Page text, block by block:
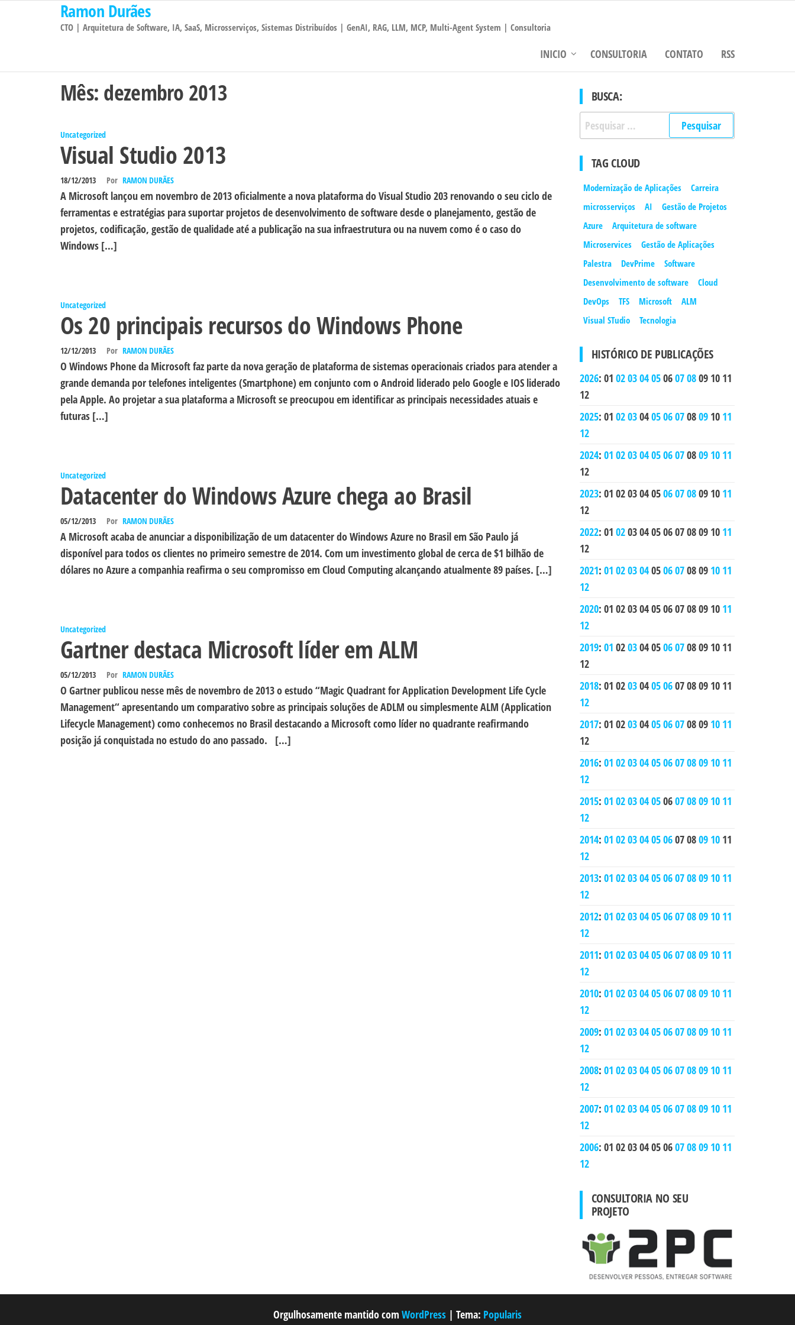
Ramon Durães
CTO | Arquitetura de Software, IA, SaaS, Microsserviços, Sistemas Distribuídos | GenAI, RAG, LLM, MCP, Multi-Agent System | Consultoria
INICIO CONSULTORIA CONTATO RSS
Mês: dezembro 2013
Uncategorized
Visual Studio 2013
18/12/2013 Por RAMON DURÃES
A Microsoft lançou em novembro de 2013 oficialmente a nova plataforma do Visual Studio 203 renovando o seu ciclo de
ferramentas e estratégias para suportar projetos de desenvolvimento de software desde o planejamento, gestão de
projetos, codificação, gestão de qualidade até a publicação na sua infraestrutura ou na nuvem como é o caso do
Windows […]
Uncategorized
Os 20 principais recursos do Windows Phone
12/12/2013 Por RAMON DURÃES
O Windows Phone da Microsoft faz parte da nova geração de plataforma de sistemas operacionais criados para atender a
grande demanda por telefones inteligentes (Smartphone) em conjunto com o Android liderado pelo Google e IOS liderado
pela Apple. Ao projetar a sua plataforma a Microsoft se preocupou em identificar as principais necessidades atuais e
futuras […]
Uncategorized
Datacenter do Windows Azure chega ao Brasil
05/12/2013 Por RAMON DURÃES
A Microsoft acaba de anunciar a disponibilização de um datacenter do Windows Azure no Brasil em São Paulo já
disponível para todos os clientes no primeiro semestre de 2014. Com um investimento global de cerca de $1 bilhão de
dólares no Azure a companhia reafirma o seu compromisso em Cloud Computing alcançando atualmente 89 países. […]
Uncategorized
Gartner destaca Microsoft líder em ALM
05/12/2013 Por RAMON DURÃES
O Gartner publicou nesse mês de novembro de 2013 o estudo “Magic Quadrant for Application Development Life Cycle
Management“ apresentando um comparativo sobre as principais soluções de ADLM ou simplesmente ALM (Application
Lifecycle Management) como conhecemos no Brasil destacando a Microsoft como líder no quadrante reafirmando
posição já conquistada no estudo do ano passado. […]
BUSCA:
Pesquisar
por:
TAG CLOUD
Modernização de Aplicações
Carreira
microsserviços
AI
Gestão de Projetos
Azure
Arquitetura de software
Microservices
Gestão de Aplicações
Palestra
DevPrime
Software
Desenvolvimento de software
Cloud
DevOps
TFS Microsoft
ALM
Visual STudio
Tecnologia
HISTÓRICO DE PUBLICAÇÕES
2026: 01 0203040506070809 10 11
12
2025: 01 0203040506070809 10 11
12
2024: 01 0203040506070809 10 11
12
2023: 01 0203040506070809 10 11
12
2022: 01 0203040506070809 10 11
12
2021: 01 0203040506070809 10 11
12
2020: 01 0203040506070809 10 11
12
2019: 01 0203040506070809 10 11
12
2018: 01 0203040506070809 10 11
12
2017: 01 0203040506070809 10 11
12
2016: 01 0203040506070809 10 11
12
2015: 01 0203040506070809 10 11
12
2014: 01 0203040506070809 10 11
12
2013: 01 0203040506070809 10 11
12
2012: 01 0203040506070809 10 11
12
2011: 01 0203040506070809 10 11
12
2010: 01 0203040506070809 10 11
12
2009: 01 0203040506070809 10 11
12
2008: 01 0203040506070809 10 11
12
2007: 01 0203040506070809 10 11
12
2006: 01 0203040506070809 10 11
12
CONSULTORIA NO SEU
PROJETO
Orgulhosamente mantido com WordPress | Tema: Popularis